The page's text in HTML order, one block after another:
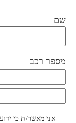
שם
מספר רכב
אני מאשר/ת כי